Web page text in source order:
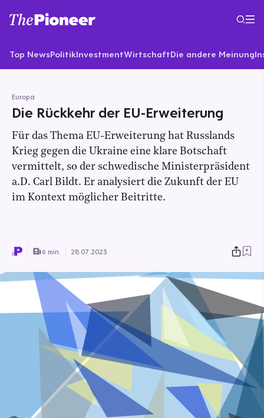
Top NewsPolitikInvestmentWirtschaftDie andere Meinung
Europa
Die Rückkehr der EU-Erweiterung
Für das Thema EU-Erweiterung hat Russlands
Krieg gegen die Ukraine eine klare Botschaft
vermittelt, so der schwedische Ministerpräsident
a.D. Carl Bildt. Er analysiert die Zukunft der EU
im Kontext möglicher Beitritte.
6 min. 28.07.2023